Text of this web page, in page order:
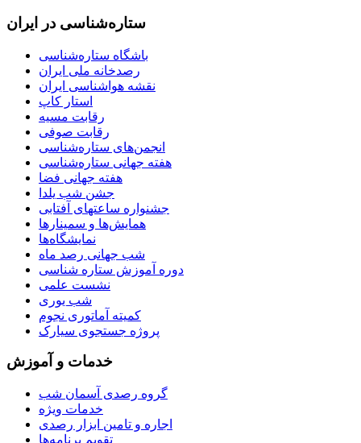
ستاره‌شناسی در ایران
باشگاه ستاره‌شناسی
رصدخانه ملی ایران
نقشه هواشناسی ایران
استار کاپ
رقابت مسیه
رقابت صوفی
انجمن‌های ستاره‌شناسی
هفته جهانی ستاره‌شناسی
هفته جهانی فضا
جشن شب یلدا
جشنواره ساعتهای آفتابی
همایش‌ها و سمینارها
نمایشگاه‌ها
شب جهانی رصد ماه
دوره آموزش ستاره شناسی
نشست علمی
شب یوری
کمیته آماتوری نجوم
پروژه جستجوی سیارک
خدمات و آموزش
گروه رصدی آسمان شب
خدمات ویژه
اجاره و تامین ابزار رصدی
تقویم برنامه‌ها